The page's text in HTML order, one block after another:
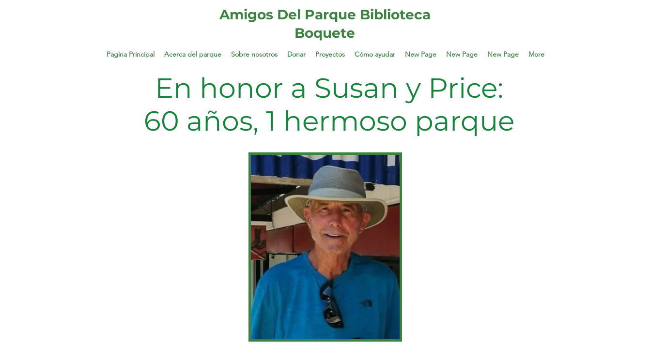
Amigos Del Parque Biblioteca
Boquete
Pagina Principal Acerca del parque Sobre nosotros Donar Proyectos Cómo ayudar New Page New Page New Page More
En honor a Susan y Price:
60 años, 1 hermoso parque